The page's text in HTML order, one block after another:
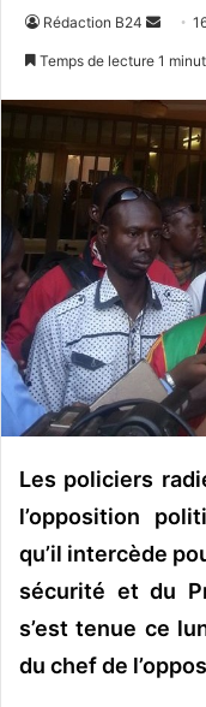
Rédaction B24
o
u
c
o
u
r
r
i
l
Temps de lecture 1
Les policiers
l’opposition
qu’il intercède
sécurité et du
s’est tenue ce
du chef de